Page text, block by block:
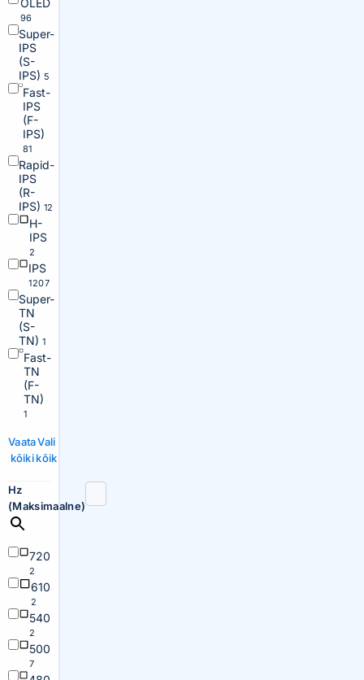
OLED
96
Super-
IPS
(S-
IPS) 5
Fast-
IPS
(F-
IPS)
81
Rapid-
IPS
(R-
IPS) 12
H-
IPS
2
IPS
1207
Super-
TN
(S-
TN) 1
Fast-
TN
(F-
TN)
1
Vaata
kõiki
Vali
kõik
Hz
(Maksimaalne)
720
2
610
2
540
2
500
7